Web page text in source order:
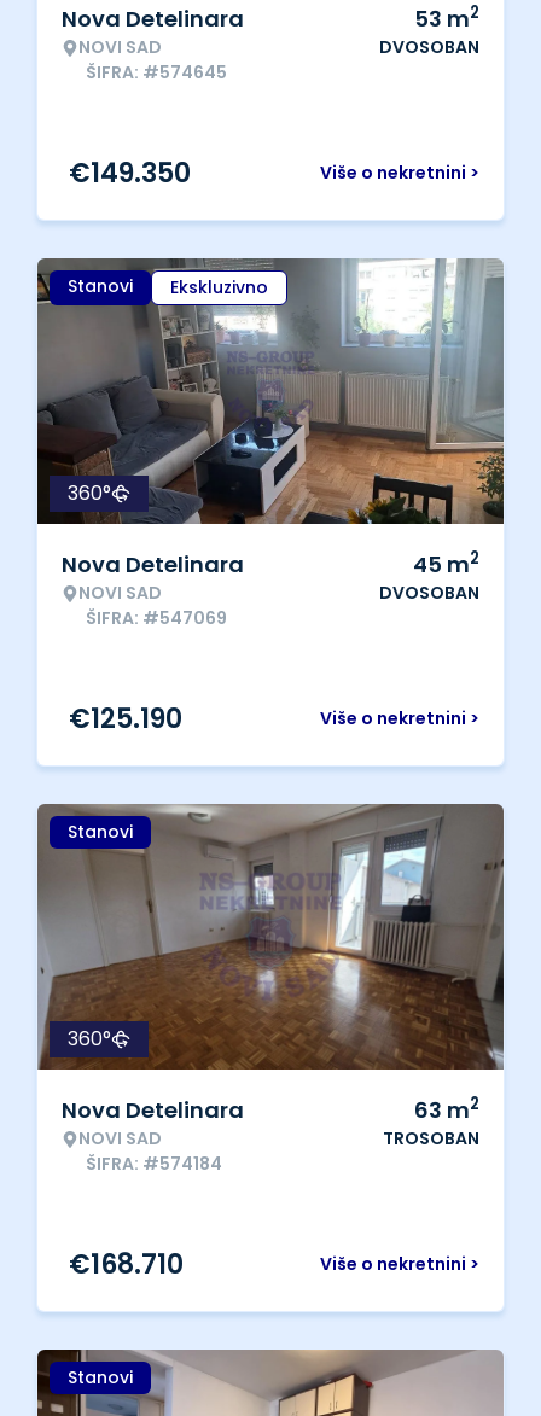
Nova Detelinara
NOVI SAD
ŠIFRA: #574645
53 m2
DVOSOBAN
Više o nekretnini >
€149.350
Stanovi Ekskluzivno
360°
Nova Detelinara
NOVI SAD
ŠIFRA: #547069
45 m2
DVOSOBAN
Više o nekretnini >
€125.190
Stanovi
360°
Nova Detelinara
NOVI SAD
ŠIFRA: #574184
63 m2
TROSOBAN
Više o nekretnini >
€168.710
Stanovi